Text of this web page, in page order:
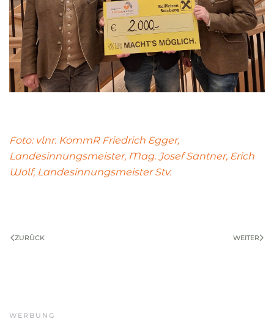
Foto: vlnr. KommR Friedrich Egger,
Landesinnungsmeister, Mag. Josef Santner, Erich
Wolf, Landesinnungsmeister Stv.
ZURÜCK WEITER
WERBUNG